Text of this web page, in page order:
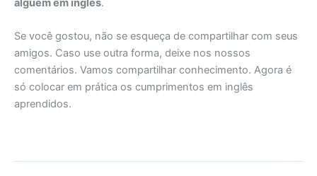
alguém em inglês.
Se você gostou, não se esqueça de compartilhar com seus
amigos. Caso use outra forma, deixe nos nossos
comentários. Vamos compartilhar conhecimento. Agora é
só colocar em prática os cumprimentos em inglês
aprendidos.